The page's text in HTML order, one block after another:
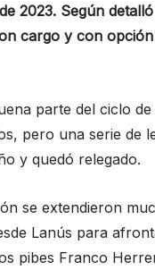
2023. Según
cargo y con
parte del ciclo
pero una serie de
y quedó relegado.
se extendieron
Lanús para
pibes Franco